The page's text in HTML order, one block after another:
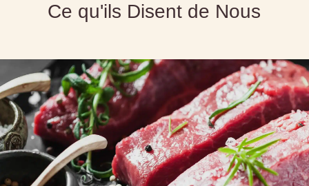
Ce qu'ils Disent de Nous